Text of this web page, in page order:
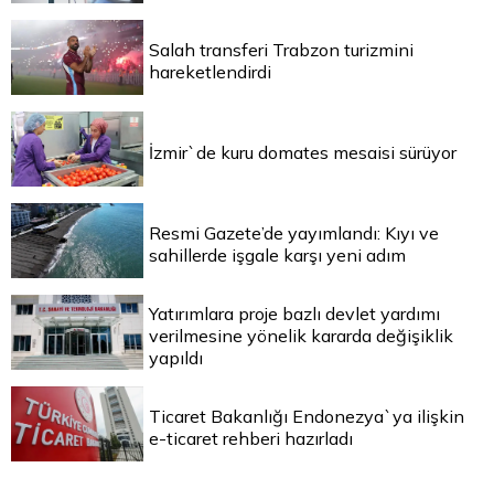
Salah transferi Trabzon turizmini
hareketlendirdi
İzmir`de kuru domates mesaisi sürüyor
Resmi Gazete’de yayımlandı: Kıyı ve
sahillerde işgale karşı yeni adım
Yatırımlara proje bazlı devlet yardımı
verilmesine yönelik kararda değişiklik
yapıldı
Ticaret Bakanlığı Endonezya`ya ilişkin
e-ticaret rehberi hazırladı